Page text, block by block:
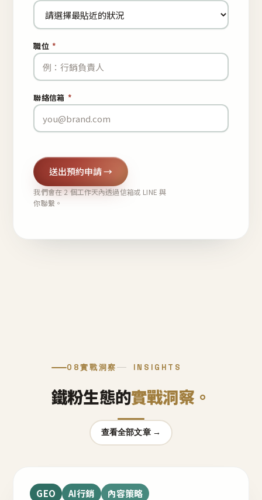
職位 *
聯絡信箱 *
送出預約申請 →
我們會在 2 個工作天內透過信箱或 LINE 與
你聯繫。
08實戰洞察 INSIGHTS
鐵粉生態的實戰洞察。
查看全部文章 →
GEO AI行銷 內容策略